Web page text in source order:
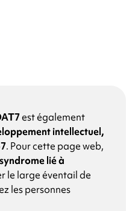
est également
intellectuel,
. Pour cette page web,
syndrome lié à
le large éventail de
les personnes